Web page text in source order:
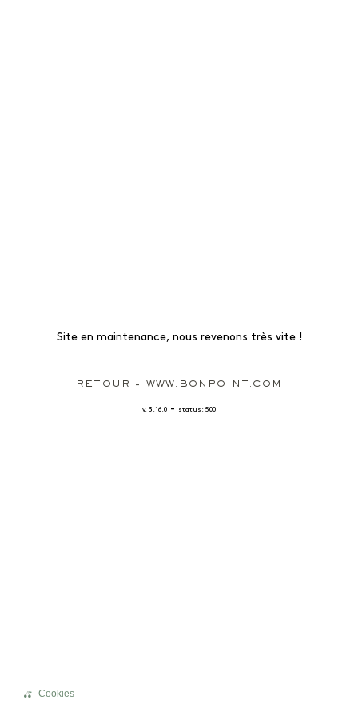
Site en maintenance, nous revenons très vite !
RETOUR - WWW.BONPOINT.COM
v. 3.16.0 - status: 500